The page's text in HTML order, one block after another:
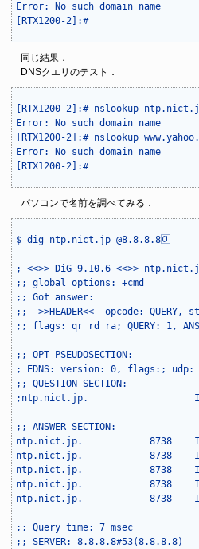
Error: No such domain name
同じ結果．
DNSクエリのテスト．
[RTX1200-2]:# nslookup
Error: No such domain name
[RTX1200-2]:# nslookup
Error: No such domain name
パソコンで名前を調べてみる．
$ dig ntp.nict.jp @8.8.8.8🆑
; <<>> DiG 9.10.6 <<>>
;; global options: +cmd
;; Got answer:
;; ->>HEADER<<- opcode: QUERY,
;; flags: qr rd ra; QUERY: 1,
;; OPT PSEUDOSECTION:
; EDNS: version: 0, flags:; udp:
;; QUESTION SECTION:
;ntp.nict.jp.			IN	A
;; ANSWER SECTION:
ntp.nict.jp.		8738	IN	A	61.205.120.130
ntp.nict.jp.		8738	IN	A	133.243.238.163
ntp.nict.jp.		8738	IN	A	133.243.238.164
ntp.nict.jp.		8738	IN	A	133.243.238.243
ntp.nict.jp.		8738	IN	A	133.243.238.244
;; Query time: 7 msec
;; SERVER: 8.8.8.8#53(8.8.8.8)